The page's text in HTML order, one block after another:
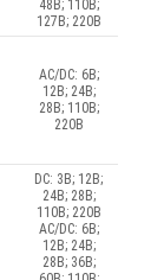
48В; 110В;
127В; 220В
AC/DC: 6В;
12В; 24В;
28В; 110В;
220В
DC: 3В; 12В;
24В; 28В;
110В; 220В
AC/DC: 6В;
12В; 24В;
28В; 36В;